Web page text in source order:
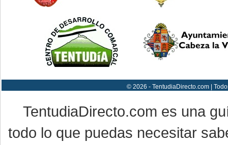
© 2026 - TentudiaDirecto.com |
TentudiaDirecto.com es una
todo lo que puedas necesitar